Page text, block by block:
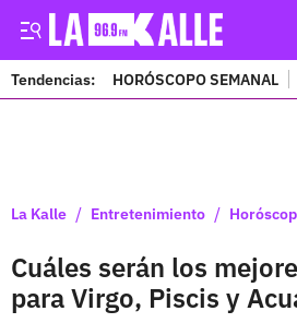
Tendencias: HORÓSCOPO SEMANAL
La Kalle / Entretenimiento /
Cuáles serán los
para Virgo, Piscis y